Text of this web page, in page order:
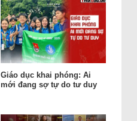
Giáo dục khai phóng: Ai
mới đang sợ tự do tư duy